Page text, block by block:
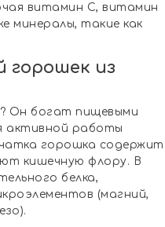
витамин C, витамин
минералы, такие как
горошек из
Он богат пищевыми
активной работы
горошка содержит
кишечную флору. В
белка,
(магний,